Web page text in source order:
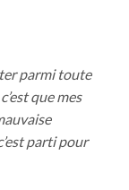
parmi toute
que mes
parti pour